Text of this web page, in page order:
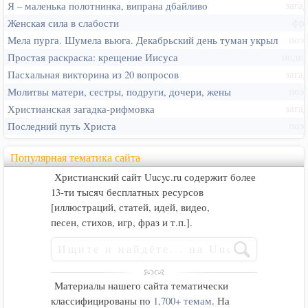
Вэммиксов, живущих в вымышленном мире по
правилам суровой человеческой жизни, –
Я – маленька полотнинка, випрана дбайливо
Женская сила в слабости
Мела пурга. Шумела вьюга. Декабрьский день туман укрыл
Простая раскраска: крещение Иисуса
Пасхальная викторина из 20 вопросов
Молитвы матери, сестры, подруги, дочери, жены
Христианская загадка-рифмовка
Последний путь Христа
Популярная тематика сайта
Христианский сайт Uucyc.ru содержит более
13-ти тысяч бесплатных ресурсов
[иллюстраций, статей, идей, видео,
песен, стихов, игр, фраз и т.п.].
Материалы нашего сайта тематически
классифицированы по 1,700+ темам. На